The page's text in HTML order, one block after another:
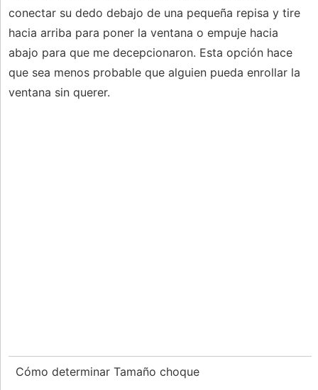
conectar su dedo debajo de una pequeña repisa y tire
hacia arriba para poner la ventana o empuje hacia
abajo para que me decepcionaron. Esta opción hace
que sea menos probable que alguien pueda enrollar la
ventana sin querer.
Cómo determinar Tamaño choque